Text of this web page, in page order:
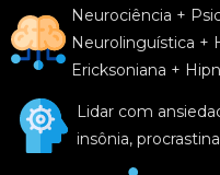
Neurociência +
Neurolinguística +
Ericksoniana +
Lidar com
insônia,